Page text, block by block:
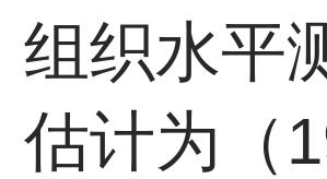
组织水平
估计为（
SEFE
=
(
S 11
)
Equibiaxial
( Equibiaxial